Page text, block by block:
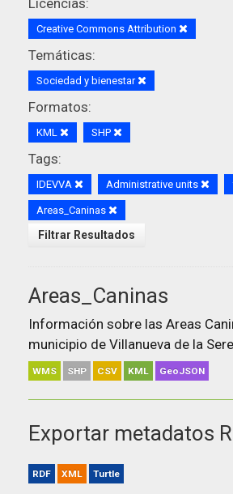
Licencias:
Creative Commons Attribution
Temáticas:
Sociedad y bienestar
Formatos:
KML SHP
Tags:
IDEVVA Administrative units
Areas_Caninas
Filtrar Resultados
Areas_Caninas
Información sobre las Areas
municipio de Villanueva de la
WMS SHP CSV KML GeoJSON
Exportar metadatos
RDF XML Turtle